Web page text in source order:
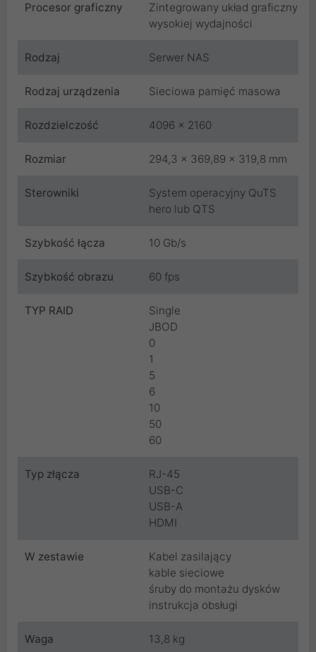
Procesor graficzny
Zintegrowany układ graficzny
wysokiej wydajności
Rodzaj Serwer NAS
Rodzaj urządzenia Sieciowa pamięć masowa
Rozdzielczość 4096 x 2160
Rozmiar 294,3 x 369,89 x 319,8 mm
Sterowniki
System operacyjny QuTS
hero lub QTS
Szybkość łącza 10 Gb/s
Szybkość obrazu 60 fps
TYP RAID
Single
JBOD
0
1
5
6
10
50
60
Typ złącza
RJ-45
USB-C
USB-A
HDMI
W zestawie
Kabel zasilający
kable sieciowe
śruby do montażu dysków
instrukcja obsługi
Waga 13,8 kg